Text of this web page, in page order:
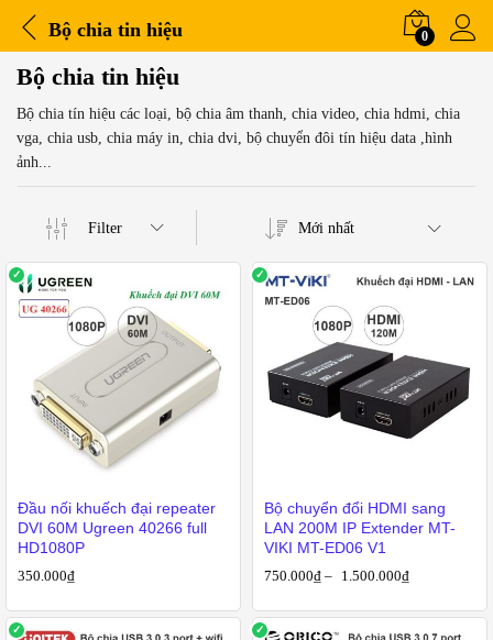
Bộ chia tin hiệu 0
Bộ chia tin hiệu
Bộ chia tín hiệu các loại, bộ chia âm thanh, chia video, chia hdmi, chia
vga, chia usb, chia máy in, chia dvi, bộ chuyển đôi tín hiệu data ,hình
ảnh...
Filter Mới nhất
Đầu nối khuếch đại repeater
DVI 60M Ugreen 40266 full
HD1080P
350.000₫
Bộ chuyển đổi HDMI sang
LAN 200M IP Extender MT-
VIKI MT-ED06 V1
750.000₫ – 1.500.000₫